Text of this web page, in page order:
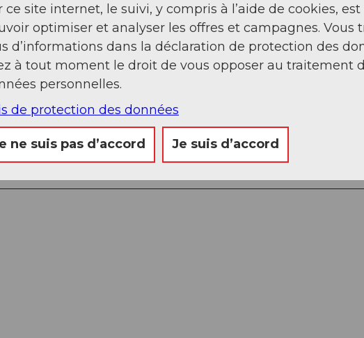
jusqu'à Gelfingen
ce site internet, le suivi, y compris à l’aide de cookies,
optimiser et analyser les offres et campagnes. Vous
d’informations dans la déclaration de protection des
à tout moment le droit de vous opposer au traitement
personnelles.
de protection des données
ne suis pas d’accord Je suis d’accord